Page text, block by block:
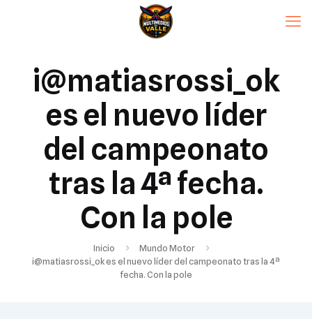
i@matiasrossi_ok
es el nuevo líder
del campeonato
tras la 4ª fecha.
Con la pole
Inicio
Mundo Motor
i@matiasrossi_ok es el nuevo líder del campeonato tras la 4ª
fecha. Con la pole